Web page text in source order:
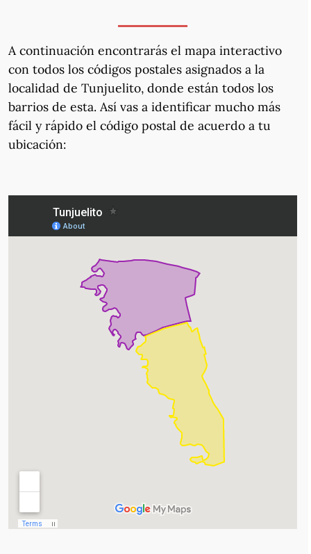
A continuación encontrarás el mapa interactivo
con todos los códigos postales asignados a la
localidad de Tunjuelito, donde están todos los
barrios de esta. Así vas a identificar mucho más
fácil y rápido el código postal de acuerdo a tu
ubicación: